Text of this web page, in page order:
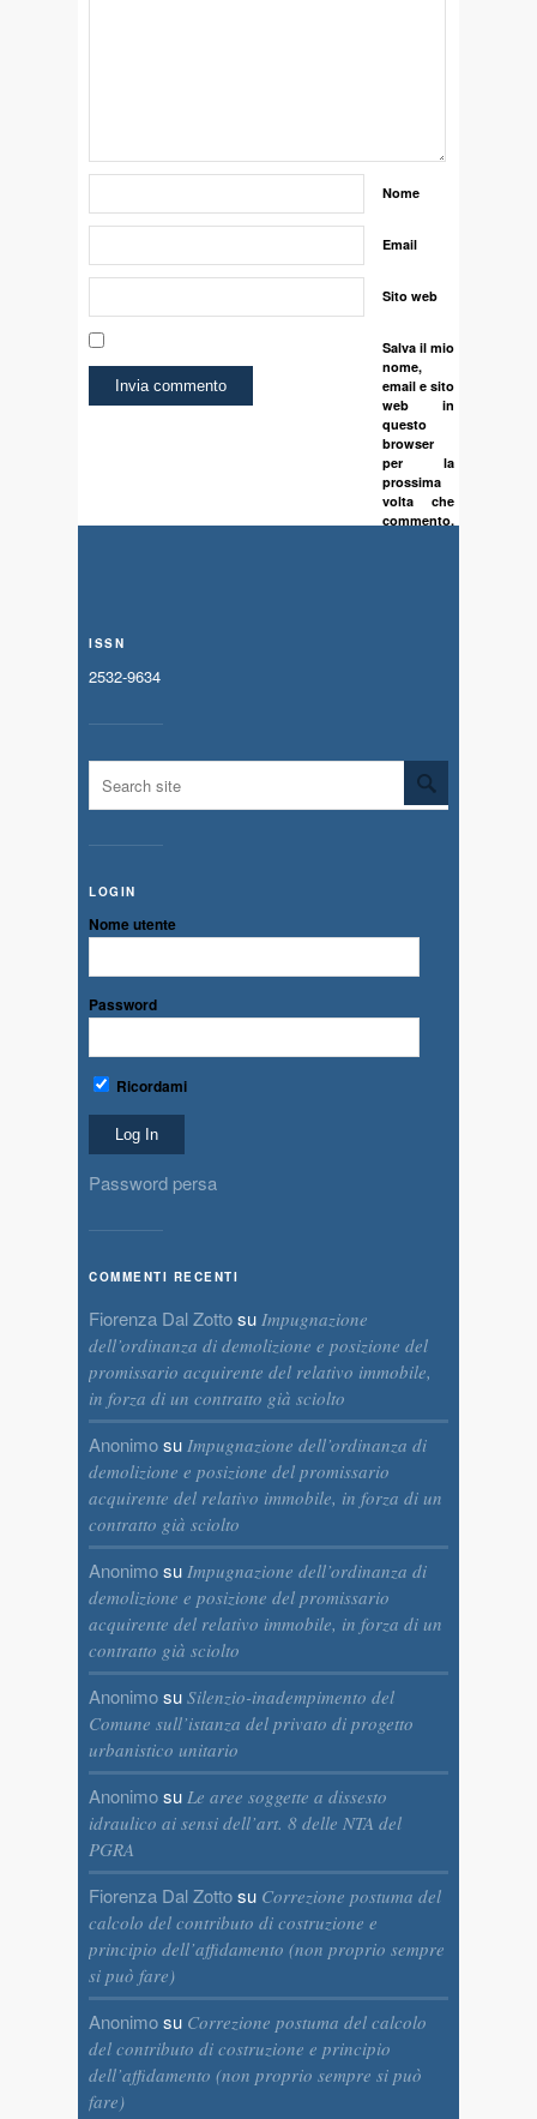
Nome
Email
Sito web
Salva il mio
nome,
email e sito
web in
questo
browser
per la
prossima
volta che
commento.
ISSN
2532-9634
LOGIN
Nome utente
Password
Ricordami
Password persa
COMMENTI RECENTI
Fiorenza Dal Zottosu Impugnazione
dell’ordinanza di demolizione e posizione del
promissario acquirente del relativo immobile,
in forza di un contratto già sciolto
Anonimosu Impugnazione dell’ordinanza di
demolizione e posizione del promissario
acquirente del relativo immobile, in forza di un
contratto già sciolto
Anonimosu Impugnazione dell’ordinanza di
demolizione e posizione del promissario
acquirente del relativo immobile, in forza di un
contratto già sciolto
Anonimosu Silenzio-inadempimento del
Comune sull’istanza del privato di progetto
urbanistico unitario
Anonimosu Le aree soggette a dissesto
idraulico ai sensi dell’art. 8 delle NTA del
PGRA
Fiorenza Dal Zottosu Correzione postuma del
calcolo del contributo di costruzione e
principio dell’affidamento (non proprio sempre
si può fare)
Anonimosu Correzione postuma del calcolo
del contributo di costruzione e principio
dell’affidamento (non proprio sempre si può
fare)